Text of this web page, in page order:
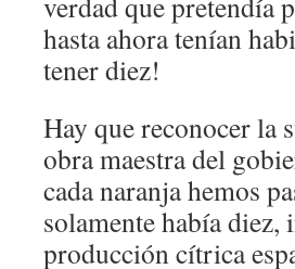
hasta ahora tenían
tener diez!
Hay que reconocer la
obra maestra del
cada naranja hemos
solamente había
producción cítrica